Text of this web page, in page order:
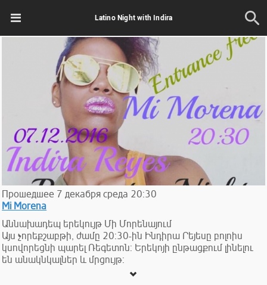
Latino Night with Indira
Прошедшее 7 декабря среда 20:30
Mi Morena
Աննախադեպ երեկույթ Մի Մորենայում
Այս չորեքշաբթի, ժամը 20:30-ին Ինդիրա Րեյեսը բոլոիս
կսովորեցնի պարել Ռեգետոն: Երեկոյի ընթացքում լինելու
են անակնկալներ և մրցույթ: